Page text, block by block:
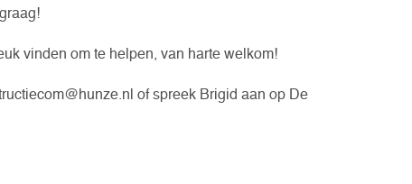
vinden om te helpen, van harte welkom!
of spreek Brigid aan op De